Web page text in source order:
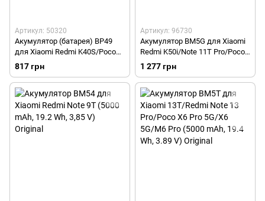
Артикул: 50320
Акумулятор (батарея) BP49
для Xiaomi Redmi K40S/Poco
F4 Original
817 грн
Артикул: 96730
Акумулятор BM5G для Xiaomi
Redmi K50i/Note 11T Pro/Poco
X4 GT (5080 mAh, 19.6 Wh, 3.87
V) Original
1 277 грн